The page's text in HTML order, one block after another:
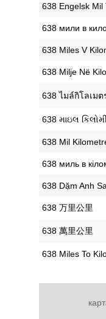
‎638 Engelsk Mil
‎638 мили в
‎638 Miles V
‎638 Milje Në
‎638 ไมล์กิโลเมต
‎638 માઇલ
‎638 Mil
‎638 миль в
‎638 Dặm Anh
‎638 万里公里
‎638 萬里公里
‎638 Miles To